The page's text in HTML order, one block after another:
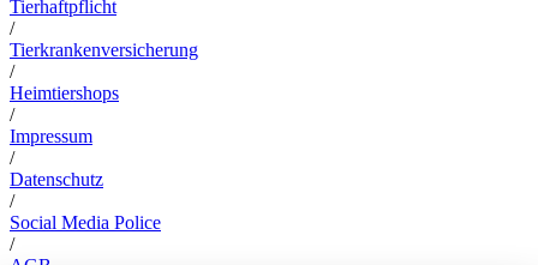
Tierhaftpflicht
/
Tierkrankenversicherung
/
Heimtiershops
/
Impressum
/
Datenschutz
/
Social Media Police
/